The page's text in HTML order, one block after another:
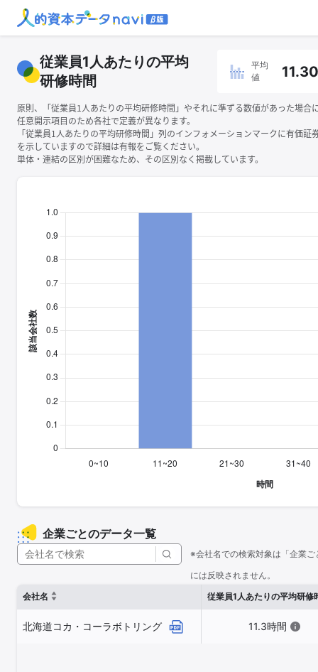
従業員1人あたりの平均
研修時間
平均
値
11.30
原則、「従業員1人あたりの平均研修時間」やそれに準ずる数値があった場合
任意開示項目のため各社で定義が異なります。
「従業員1人あたりの平均研修時間」列のインフォメーションマークに有価証
を示していますので詳細は有報をご覧ください。
単体・連結の区別が困難なため、その区別なく掲載しています。
企業ごとのデータ一覧
※会社名での検索対象は「企業
には反映されません。
会社名
従業員1人あたりの平均研修
北海道コカ・コーラボトリング 11.3時間